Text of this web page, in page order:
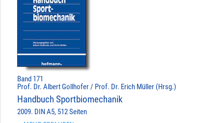
Band 171
Prof. Dr. Albert Gollhofer / Prof. Dr. Erich Müller (Hrsg.)
Handbuch Sportbiomechanik
2009. DIN A5, 512 Seiten